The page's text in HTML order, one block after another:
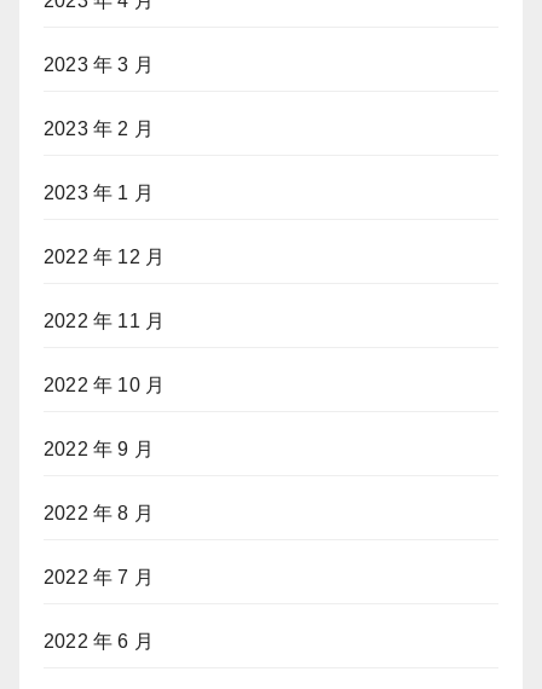
2023 年 3 月
2023 年 2 月
2023 年 1 月
2022 年 12 月
2022 年 11 月
2022 年 10 月
2022 年 9 月
2022 年 8 月
2022 年 7 月
2022 年 6 月